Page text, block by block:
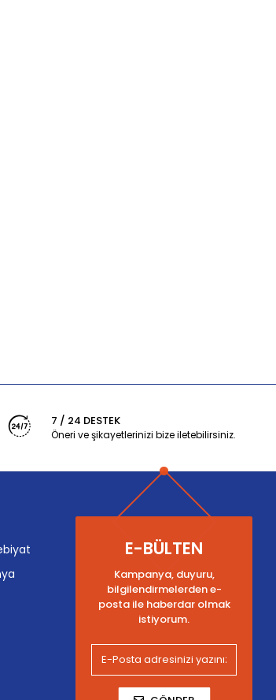
7 / 24 DESTEK
Öneri ve şikayetlerinizi bize iletebilirsiniz.
E-BÜLTEN
Kampanya, duyuru,
bilgilendirmelerden e-
posta ile haberdar olmak
istiyorum.